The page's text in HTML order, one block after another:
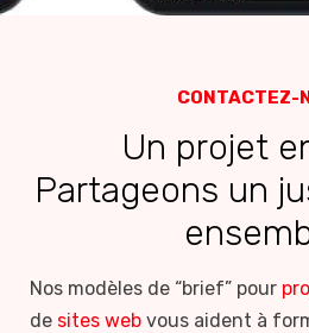
CONTACTEZ-
Un projet
Partageons un
Nos modèles de “brief” pour
de sites web vous aident à